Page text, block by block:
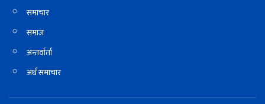
समाचार
समाज
अन्तर्वार्ता
अर्थ समाचार